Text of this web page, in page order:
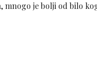
je bolji od bilo